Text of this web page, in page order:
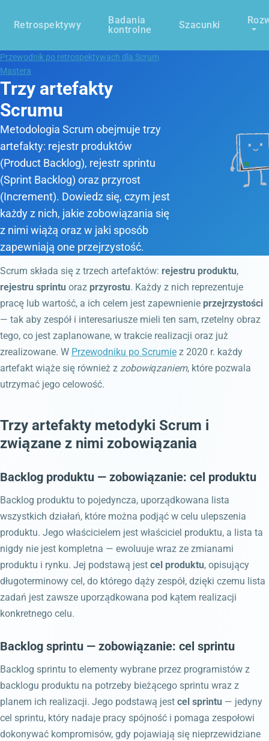
Retrospektywy
Badania
kontrolne
Szacunki
Przewodnik po retrospektywach dla Scrum
Mastera
Trzy artefakty
Scrumu
Metodologia Scrum obejmuje trzy
artefakty: rejestr produktów
(Product Backlog), rejestr sprintu
(Sprint Backlog) oraz przyrost
(Increment). Dowiedz się, czym jest
każdy z nich, jakie zobowiązania się
z nimi wiążą oraz w jaki sposób
zapewniają one przejrzystość.
Scrum składa się z trzech artefaktów: rejestru produktu,
rejestru sprintu oraz przyrostu. Każdy z nich reprezentuje
pracę lub wartość, a ich celem jest zapewnienie przejrzystości
— tak aby zespół i interesariusze mieli ten sam, rzetelny obraz
tego, co jest zaplanowane, w trakcie realizacji oraz już
zrealizowane. W Przewodniku po Scrumie z 2020 r. każdy
artefakt wiąże się również z zobowiązaniem, które pozwala
utrzymać jego celowość.
Trzy artefakty metodyki Scrum i
związane z nimi zobowiązania
Backlog produktu — zobowiązanie: cel produktu
Backlog produktu to pojedyncza, uporządkowana lista
wszystkich działań, które można podjąć w celu ulepszenia
produktu. Jego właścicielem jest właściciel produktu, a lista ta
nigdy nie jest kompletna — ewoluuje wraz ze zmianami
produktu i rynku. Jej podstawą jest cel produktu, opisujący
długoterminowy cel, do którego dąży zespół, dzięki czemu lista
zadań jest zawsze uporządkowana pod kątem realizacji
konkretnego celu.
Backlog sprintu — zobowiązanie: cel sprintu
Backlog sprintu to elementy wybrane przez programistów z
backlogu produktu na potrzeby bieżącego sprintu wraz z
planem ich realizacji. Jego podstawą jest cel sprintu — jedyny
cel sprintu, który nadaje pracy spójność i pomaga zespołowi
dokonywać kompromisów, gdy pojawiają się nieprzewidziane